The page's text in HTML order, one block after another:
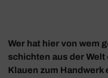
Wer hat hier von wem
schichten aus der
Klauen zum